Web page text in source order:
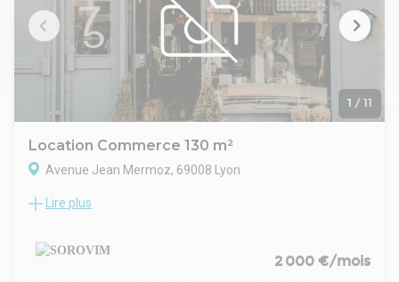
1 / 11
Location Commerce 130 m²
Avenue Jean Mermoz, 69008 Lyon
Nous vous proposons à la location un local commercial à
Jean Mermoz. Le local se situe en rez-de-chaussée avec une
vitrine donnant sur rue. Une cour privatif avec
Lire plus
2 000 €/mois